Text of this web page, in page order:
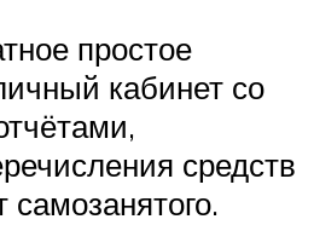
простое
кабинет со
средств